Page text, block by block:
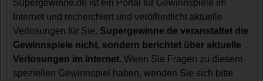
Supergewinne.de ist ein Portal für Gewinnspiele im
Internet und recherchiert und veröffentlicht aktuelle
Verlosungen für Sie. Supergewinne.de veranstaltet die
Gewinnspiele nicht, sondern berichtet über aktuelle
Verlosungen im Internet. Wenn Sie Fragen zu diesem
speziellen Gewinnspiel haben, wenden Sie sich bitte